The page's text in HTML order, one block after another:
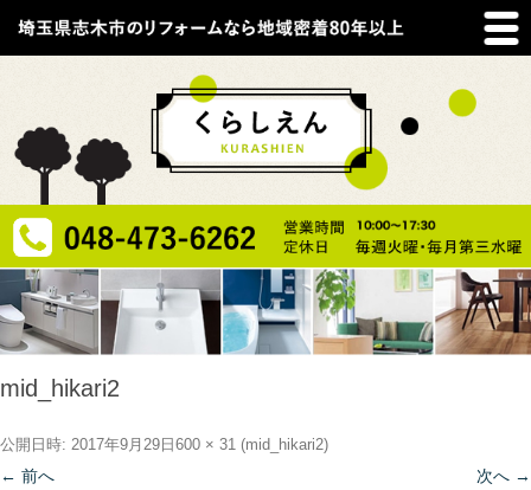
mid_hikari2
公開日時: 2017年9月29日 600 × 31 (mid_hikari2)
← 前へ 次へ →